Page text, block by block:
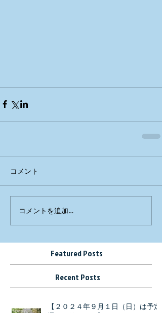
コメント
コメントを追加…
Featured Posts
Recent Posts
【２０２４年９月１日（日）は予定